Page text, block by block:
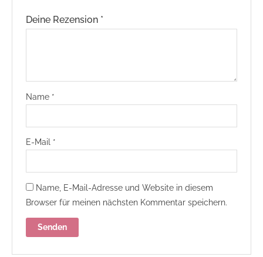
Deine Rezension *
Name *
E-Mail *
Name, E-Mail-Adresse und Website in diesem
Browser für meinen nächsten Kommentar speichern.